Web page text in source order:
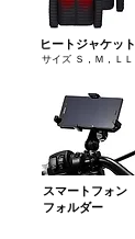
​ヒートジャケット
​サイズ Ｓ，Ｍ，ＬＬ
​スマートフォン
フォルダー